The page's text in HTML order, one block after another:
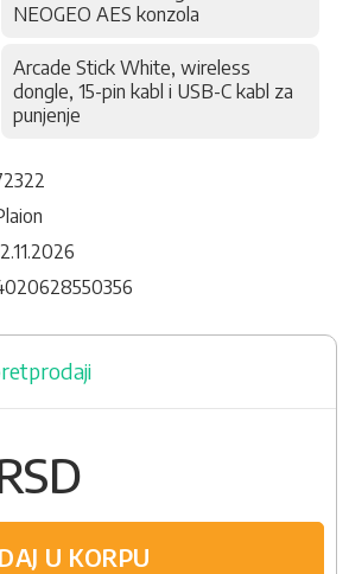
NEOGEO AES konzola
Arcade Stick White, wireless
dongle, 15-pin kabl i USB-C kabl za
punjenje
U KORPU